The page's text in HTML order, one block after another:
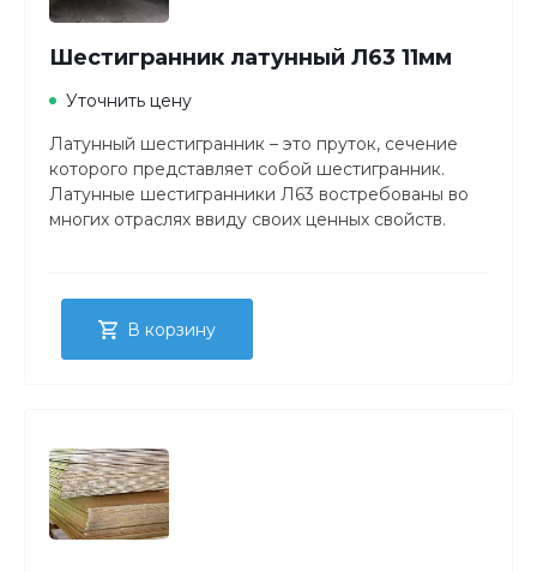
Шестигранник латунный Л63 11мм
Уточнить цену
Латунный шестигранник – это пруток, сечение
которого представляет собой шестигранник.
Латунные шестигранники Л63 востребованы во
многих отраслях ввиду своих ценных свойств.
В корзину